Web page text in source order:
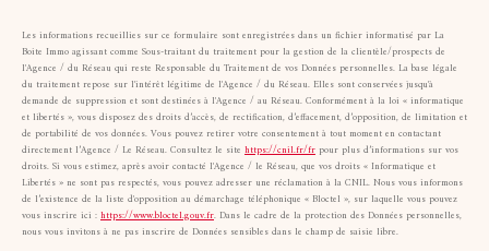
Les informations recueillies sur ce formulaire sont enregistrées dans un fichier informatisé par La
Boite Immo agissant comme Sous-traitant du traitement pour la gestion de la clientèle/prospects de
l'Agence / du Réseau qui reste Responsable du Traitement de vos Données personnelles. La base légale
du traitement repose sur l'intérêt légitime de l'Agence / du Réseau. Elles sont conservées jusqu'à
demande de suppression et sont destinées à l'Agence / au Réseau. Conformément à la loi « informatique
et libertés », vous disposez des droits d’accès, de rectification, d’effacement, d’opposition, de limitation et
de portabilité de vos données. Vous pouvez retirer votre consentement à tout moment en contactant
directement l’Agence / Le Réseau. Consultez le site https://cnil.fr/fr pour plus d’informations sur vos
droits. Si vous estimez, après avoir contacté l'Agence / le Réseau, que vos droits « Informatique et
Libertés » ne sont pas respectés, vous pouvez adresser une réclamation à la CNIL. Nous vous informons
de l’existence de la liste d'opposition au démarchage téléphonique « Bloctel », sur laquelle vous pouvez
vous inscrire ici :https://www.bloctel.gouv.fr. Dans le cadre de la protection des Données personnelles,
nous vous invitons à ne pas inscrire de Données sensibles dans le champ de saisie libre.